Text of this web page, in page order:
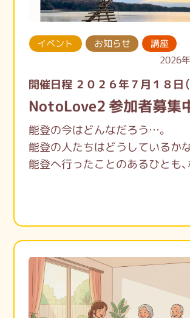
イベント お知らせ
講座
2026
開催日程 ２０２６年７月１８日（
NotoLove2 参加者募集
能登の今はどんなだろう…。
能登の人たちはどうしているか
能登へ行ったことのあるひとも
災害当時のお話から、自分事と